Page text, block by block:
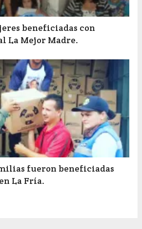
beneficiadas con
La Mejor Madre.
fueron beneficiadas
La Fría.